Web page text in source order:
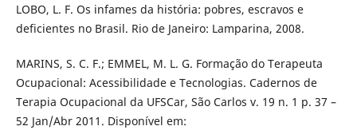
LOBO, L. F. Os infames da história: pobres, escravos e
deficientes no Brasil. Rio de Janeiro: Lamparina, 2008.
MARINS, S. C. F.; EMMEL, M. L. G. Formação do Terapeuta
Ocupacional: Acessibilidade e Tecnologias. Cadernos de
Terapia Ocupacional da UFSCar, São Carlos v. 19 n. 1 p. 37 –
52 Jan/Abr 2011. Disponível em: